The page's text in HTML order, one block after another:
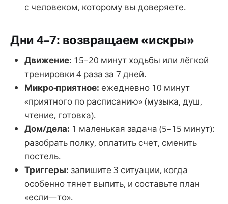
с человеком, которому вы доверяете.
Дни 4–7: возвращаем «искры»
Движение: 15–20 минут ходьбы или лёгкой
тренировки 4 раза за 7 дней.
Микро-приятное: ежедневно 10 минут
«приятного по расписанию» (музыка, душ,
чтение, готовка).
Дом/дела: 1 маленькая задача (5–15 минут):
разобрать полку, оплатить счет, сменить
постель.
Триггеры: запишите 3 ситуации, когда
особенно тянет выпить, и составьте план
«если—то».